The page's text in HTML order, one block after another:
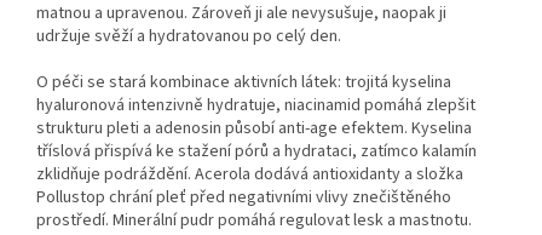
matnou a upravenou. Zároveň ji ale nevysušuje, naopak ji
udržuje svěží a hydratovanou po celý den.
O péči se stará kombinace aktivních látek: trojitá kyselina
hyaluronová intenzivně hydratuje, niacinamid pomáhá zlepšit
strukturu pleti a adenosin působí anti-age efektem. Kyselina
tříslová přispívá ke stažení pórů a hydrataci, zatímco kalamín
zklidňuje podráždění. Acerola dodává antioxidanty a složka
Pollustop chrání pleť před negativními vlivy znečištěného
prostředí. Minerální pudr pomáhá regulovat lesk a mastnotu.